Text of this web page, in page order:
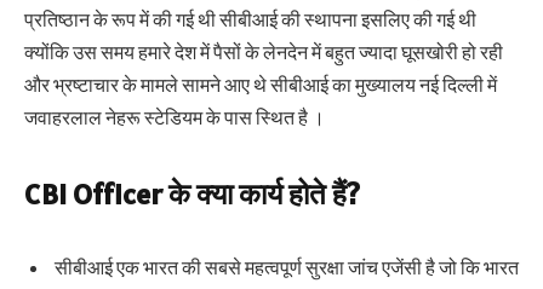
प्रतिष्ठान के रूप में की गई थी सीबीआई की स्थापना इसलिए की गई थी
क्योंकि उस समय हमारे देश में पैसों के लेनदेन में बहुत ज्यादा घूसखोरी हो रही
और भ्रष्टाचार के मामले सामने आए थे सीबीआई का मुख्यालय नई दिल्ली में
जवाहरलाल नेहरू स्टेडियम के पास स्थित है ।
CBI Officer के क्या कार्य होते हैं?
सीबीआई एक भारत की सबसे महत्वपूर्ण सुरक्षा जांच एजेंसी है जो कि भारत